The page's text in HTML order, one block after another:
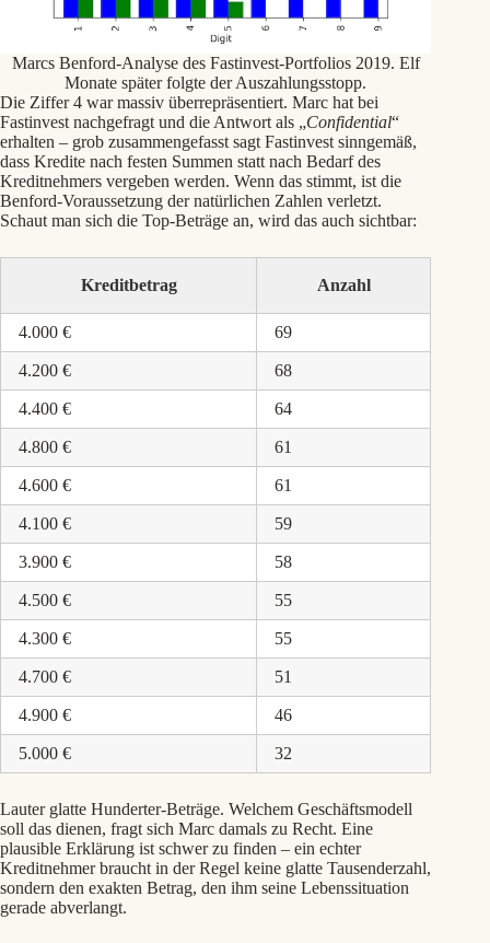
Marcs Benford-Analyse des Fastinvest-Portfolios 2019. Elf
Monate später folgte der Auszahlungsstopp.
Die Ziffer 4 war massiv überrepräsentiert. Marc hat bei
Fastinvest nachgefragt und die Antwort als „Confidential“
erhalten – grob zusammengefasst sagt Fastinvest sinngemäß,
dass Kredite nach festen Summen statt nach Bedarf des
Kreditnehmers vergeben werden. Wenn das stimmt, ist die
Benford-Voraussetzung der natürlichen Zahlen verletzt.
Schaut man sich die Top-Beträge an, wird das auch sichtbar:
Kreditbetrag Anzahl
4.000 € 69
4.200 € 68
4.400 € 64
4.800 € 61
4.600 € 61
4.100 € 59
3.900 € 58
4.500 € 55
4.300 € 55
4.700 € 51
4.900 € 46
5.000 € 32
Lauter glatte Hunderter-Beträge. Welchem Geschäftsmodell
soll das dienen, fragt sich Marc damals zu Recht. Eine
plausible Erklärung ist schwer zu finden – ein echter
Kreditnehmer braucht in der Regel keine glatte Tausenderzahl,
sondern den exakten Betrag, den ihm seine Lebenssituation
gerade abverlangt.